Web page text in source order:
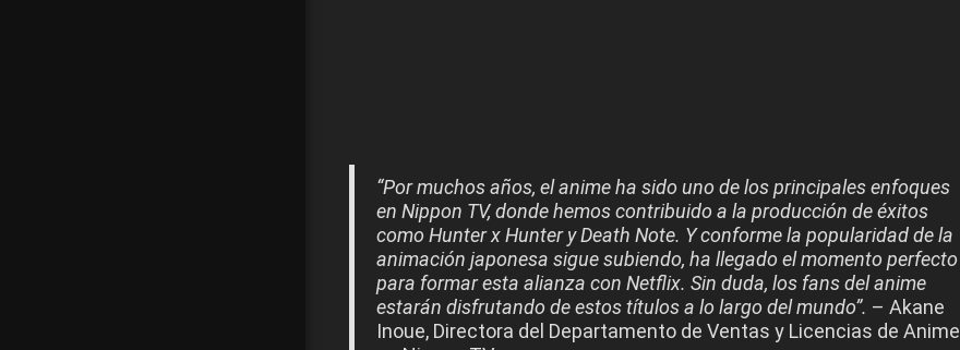
“Por muchos años, el anime ha sido uno de los principales enfoques
en Nippon TV, donde hemos contribuido a la producción de éxitos
como Hunter x Hunter y Death Note. Y conforme la popularidad de la
animación japonesa sigue subiendo, ha llegado el momento perfecto
para formar esta alianza con Netflix. Sin duda, los fans del anime
estarán disfrutando de estos títulos a lo largo del mundo”. – Akane
Inoue, Directora del Departamento de Ventas y Licencias de Anime